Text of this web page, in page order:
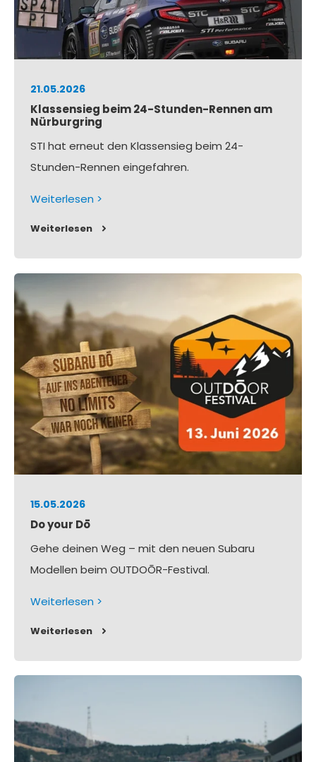
21.05.2026
Klassensieg beim 24-Stunden-Rennen am
Nürburgring
STI hat erneut den Klassensieg beim 24-
Stunden-Rennen eingefahren.
Weiterlesen >
Weiterlesen
15.05.2026
Do your Dō
Gehe deinen Weg – mit den neuen Subaru
Modellen beim OUTDOŌR-Festival.
Weiterlesen >
Weiterlesen